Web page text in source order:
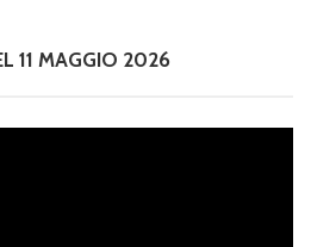
11 MAGGIO 2026